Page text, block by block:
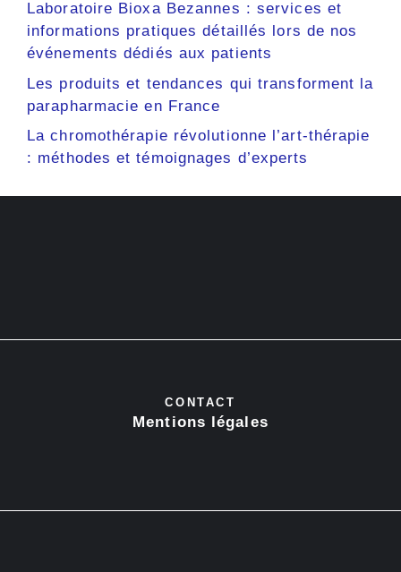
Laboratoire Bioxa Bezannes : services et
informations pratiques détaillés lors de nos
événements dédiés aux patients
Les produits et tendances qui transforment la
parapharmacie en France
La chromothérapie révolutionne l’art-thérapie
: méthodes et témoignages d’experts
CONTACT
Mentions légales